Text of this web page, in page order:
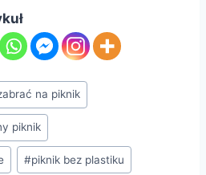
na piknik
piknik
#piknik bez plastiku